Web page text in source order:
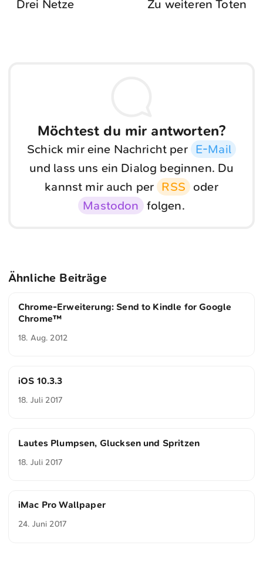
Drei Netze Zu weiteren Toten
Möchtest du mir antworten?
Schick mir eine Nachricht per E-Mail
und lass uns ein Dialog beginnen. Du
kannst mir auch per RSS oder
Mastodon folgen.
Ähnliche Beiträge
Chrome-Erweiterung: Send to Kindle for Google
Chrome™
18. Aug. 2012
iOS 10.3.3
18. Juli 2017
Lautes Plumpsen, Glucksen und Spritzen
18. Juli 2017
iMac Pro Wallpaper
24. Juni 2017